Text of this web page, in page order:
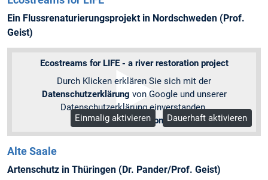
Ein Flussrenaturierungsprojekt in Nordschweden (Prof.
Geist)
Ecostreams for LIFE - a river restoration project
Durch Klicken erklären Sie sich mit der
Datenschutzerklärung von Google und unserer
Datenschutzerklärung einverstanden.
Mehr Informationen
Einmalig aktivieren Dauerhaft aktivieren
Alte Saale
Artenschutz in Thüringen (Dr. Pander/Prof. Geist)